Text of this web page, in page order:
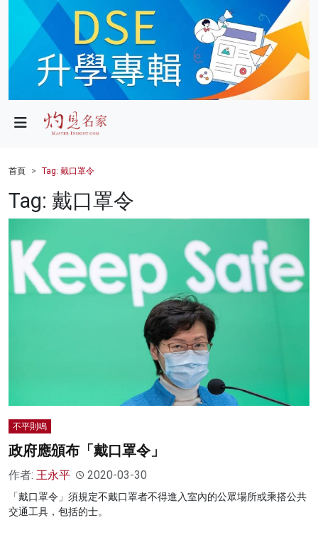
政局
財經
健康
商業
科技
首頁 Tag: 戴口罩令
Tag: 戴口罩令
不平則鳴
政府應頒布「戴口罩令」
作者: 王永平 2020-03-30
「戴口罩令」須規定不戴口罩者不得進入室內的公眾場所或乘搭公共
交通工具，包括的士。